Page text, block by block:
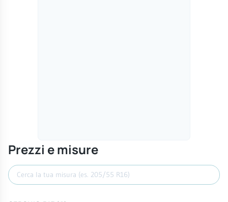
Prezzi e misure
Cerca misura